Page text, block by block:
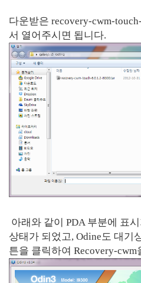
다운받은 recovery-cwm-
서 열어주시면 됩니다.
아래와 같이 PDA 부분에 표
상태가 되었고, Odine도 대기
튼을 클릭하여 Recovery-